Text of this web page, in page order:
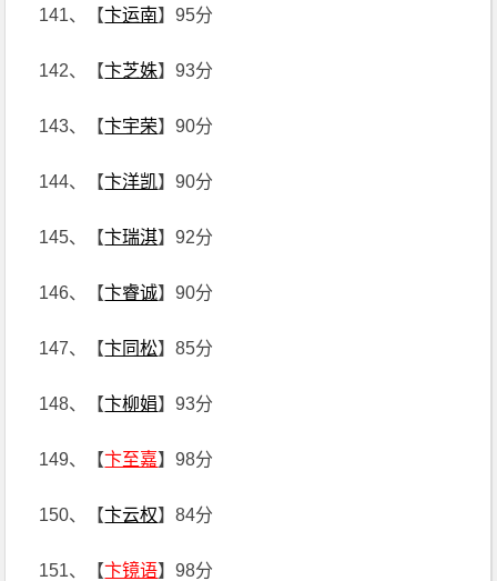
141、【卞运南】95分
142、【卞芝姝】93分
143、【卞宇荣】90分
144、【卞洋凯】90分
145、【卞瑞淇】92分
146、【卞睿诚】90分
147、【卞同松】85分
148、【卞柳娟】93分
149、【卞至嘉】98分
150、【卞云权】84分
151、【卞镜语】98分